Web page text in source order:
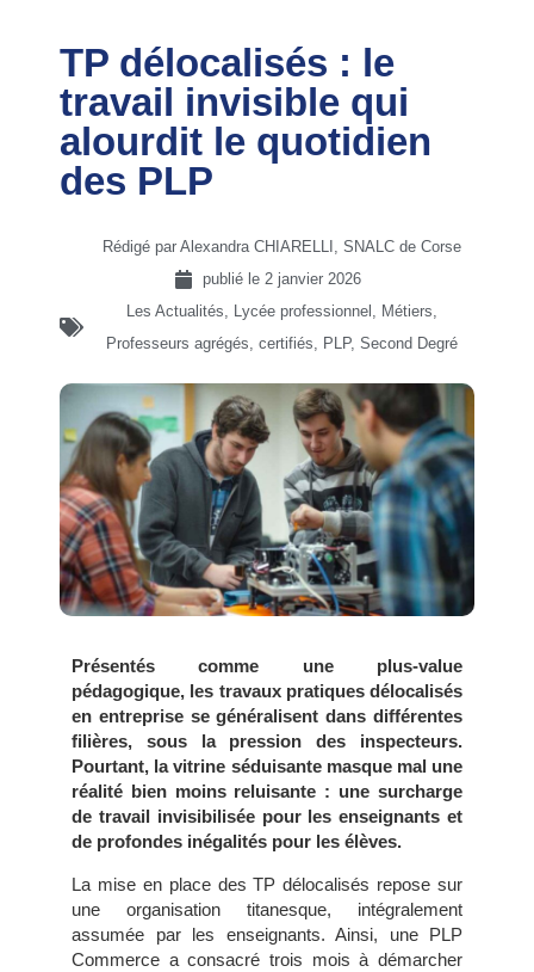
TP délocalisés : le
travail invisible qui
alourdit le quotidien
des PLP
Rédigé par Alexandra CHIARELLI, SNALC de Corse
publié le 2 janvier 2026
Les Actualités, Lycée professionnel , Métiers,
Professeurs agrégés, certifiés, PLP, Second Degré
Présentés comme une plus-value
pédagogique, les travaux pratiques délocalisés
en entreprise se généralisent dans différentes
filières, sous la pression des inspecteurs.
Pourtant, la vitrine séduisante masque mal une
réalité bien moins reluisante : une surcharge
de travail invisibilisée pour les enseignants et
de profondes inégalités pour les élèves.
La mise en place des TP délocalisés repose sur
une organisation titanesque, intégralement
assumée par les enseignants. Ainsi, une PLP
Commerce a consacré trois mois à démarcher